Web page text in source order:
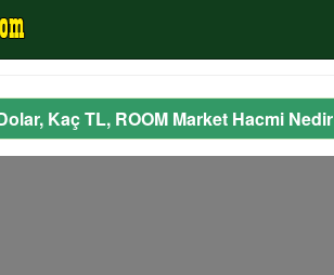
Kaç TL, ROOM Market Hacmi Nedir